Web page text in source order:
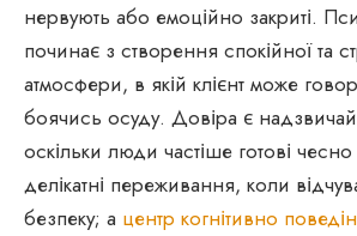
нервують або емоційно закриті.
починає з створення спокійної та
атмосфери, в якій клієнт може
боячись осуду. Довіра є
оскільки люди частіше готові
делікатні переживання, коли
безпеку; а центр когнітивно